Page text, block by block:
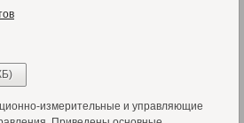
измерительные и управляющие